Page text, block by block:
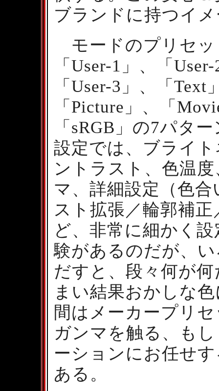
ブランドに持つイ
モードのプリセッ
「User-1」、「
「User-3」、「Text
「Picture」、「
「sRGB」の7パタ
設定では、ブライ
ントラスト、色温
マ、詳細設定（色
スト拡張／輪郭補
ど、非常に細かく
験があるのだが、
だすと、段々何が
まい結果おかしな
間はメーカープリ
ガンマを触る、も
ーションにお任せ
ある。